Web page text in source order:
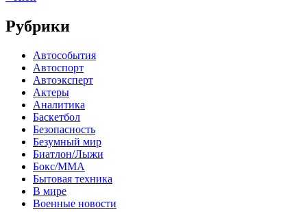
Рубрики
Автособытия
Автоспорт
Автоэксперт
Актеры
Аналитика
Баскетбол
Безопасность
Безумный мир
Биатлон/Лыжи
Бокс/MMA
Бытовая техника
В мире
Военные новости